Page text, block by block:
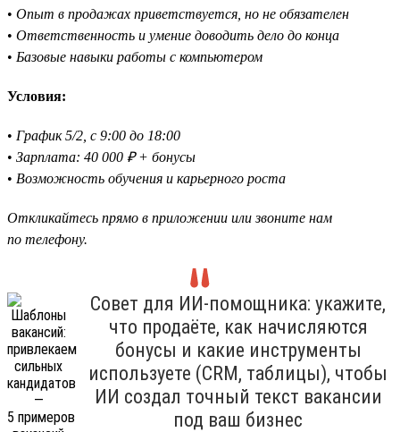
• Опыт в продажах приветствуется, но не обязателен
• Ответственность и умение доводить дело до конца
• Базовые навыки работы с компьютером
Условия:
• График 5/2, с 9:00 до 18:00
• Зарплата: 40 000 ₽ + бонусы
• Возможность обучения и карьерного роста
Откликайтесь прямо в приложении или звоните нам
по телефону.
Совет для ИИ-помощника: укажите,
что продаёте, как начисляются
бонусы и какие инструменты
используете (CRM, таблицы), чтобы
ИИ создал точный текст вакансии
под ваш бизнес